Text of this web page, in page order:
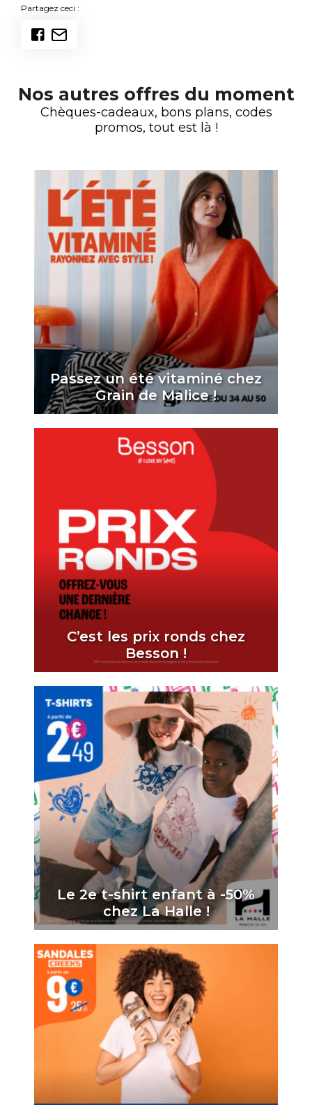
Partagez ceci :
Nos autres offres du moment
Chèques-cadeaux, bons plans, codes
promos, tout est là !
Passez un été vitaminé chez
Grain de Malice !
C’est les prix ronds chez
Besson !
Le 2e t-shirt enfant à -50%
chez La Halle !